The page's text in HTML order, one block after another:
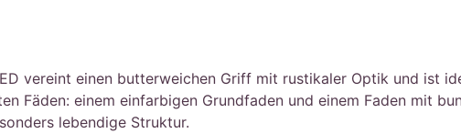
vereint einen butterweichen Griff mit rustikaler Optik und ist
Fäden: einem einfarbigen Grundfaden und einem Faden mit
lebendige Struktur.